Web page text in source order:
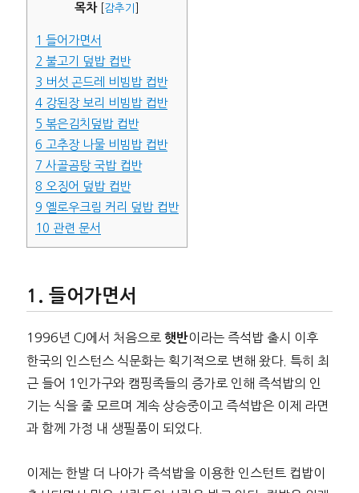
목차 감추기
1 들어가면서
2 불고기 덮밥 컵반
3 버섯 곤드레 비빔밥 컵반
4강된장 보리 비빔밥 컵반
5 볶은김치덮밥 컵반
6 고추장 나물 비빔밥 컵반
7 사골곰탕 국밥 컵반
8 오징어 덮밥 컵반
9 옐로우크림 커리 덮밥 컵반
10 관련 문서
들어가면서
1996년 CJ에서 처음으로 햇반이라는 즉석밥 출시 이후
한국의 인스턴스 식문화는 획기적으로 변해 왔다. 특히 최
근 들어 1인가구와 캠핑족들의 증가로 인해 즉석밥의 인
기는 식을 줄 모르며 계속 상승중이고 즉석밥은 이제 라면
과 함께 가정 내 생필품이 되었다.
이제는 한발 더 나아가 즉석밥을 이용한 인스턴트 컵밥이